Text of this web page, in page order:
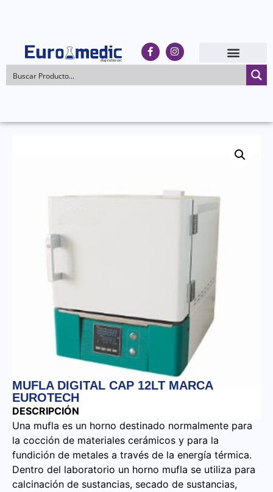
MUFLA DIGITAL CAP 12LT MARCA
EUROTECH
DESCRIPCIÓN
Una mufla es un horno destinado normalmente para
la cocción de materiales cerámicos y para la
fundición de metales a través de la energía térmica.
Dentro del laboratorio un horno mufla se utiliza para
calcinación de sustancias, secado de sustancias,